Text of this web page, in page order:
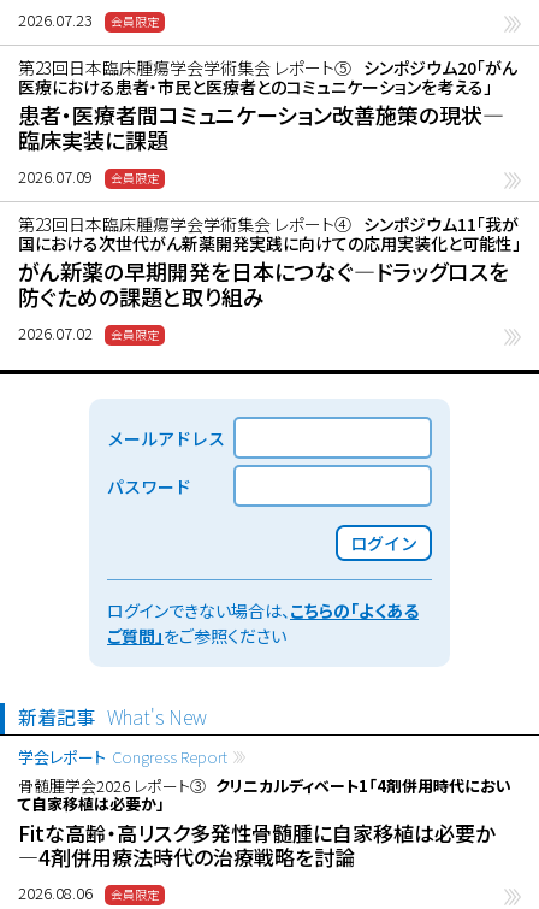
2026.07.23
第23回日本臨床腫瘍学会学術集会 レポート⑤ シンポジウム20「がん
医療における患者・市民と医療者とのコミュニケーションを考える」
患者・医療者間コミュニケーション改善施策の現状―
臨床実装に課題
2026.07.09
第23回日本臨床腫瘍学会学術集会 レポート④ シンポジウム11「我が
国における次世代がん新薬開発実践に向けての応用実装化と可能性」
がん新薬の早期開発を日本につなぐ―ドラッグロスを
防ぐための課題と取り組み
2026.07.02
メールアドレス
パスワード
ログイン
ログインできない場合は、こちらの「よくある
ご質問」をご参照ください
新着記事 What's New
学会レポート Congress Report
骨髄腫学会2026 レポート③ クリニカルディベート1「4剤併用時代におい
て自家移植は必要か」
Fitな高齢・高リスク多発性骨髄腫に自家移植は必要か
―4剤併用療法時代の治療戦略を討論
2026.08.06